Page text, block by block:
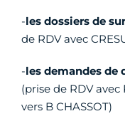
-les dossiers de
de RDV avec
-les demandes
(prise de RDV avec
vers B CHASSOT)